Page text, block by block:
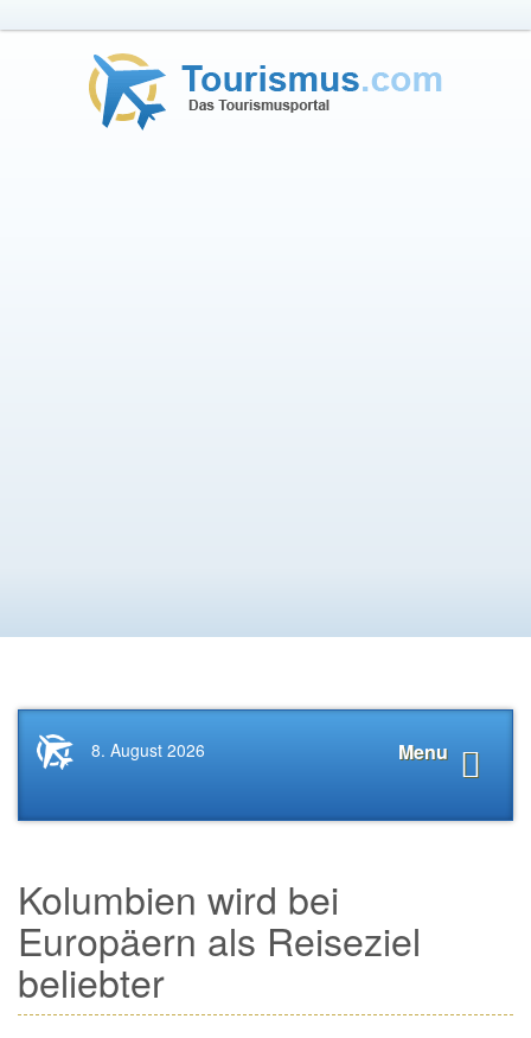
Startseite
News.Tourismus.com
Menu
8. August 2026
Kolumbien wird bei
Europäern als Reiseziel
beliebter